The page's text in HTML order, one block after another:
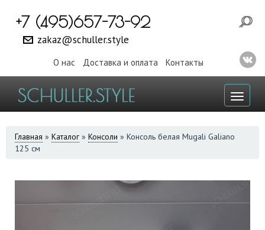
+7 (495)657-73-92
zakaz@schuller.style
О нас Доставка и оплата Контакты
ВЫ
ЗДЕСЬ
Главная » Каталог » Консоли » Консоль белая Mugali Galiano
125 см